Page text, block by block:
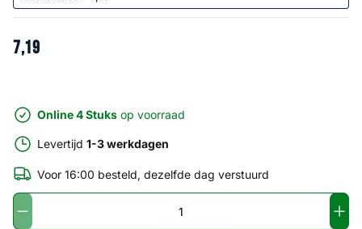
7,19
Online 4 Stuks op voorraad
Levertijd 1-3 werkdagen
Voor 16:00 besteld, dezelfde dag verstuurd